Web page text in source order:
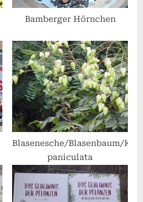
Bamberger Hörnchen
Blasenesche/Blasenbaum/
paniculata